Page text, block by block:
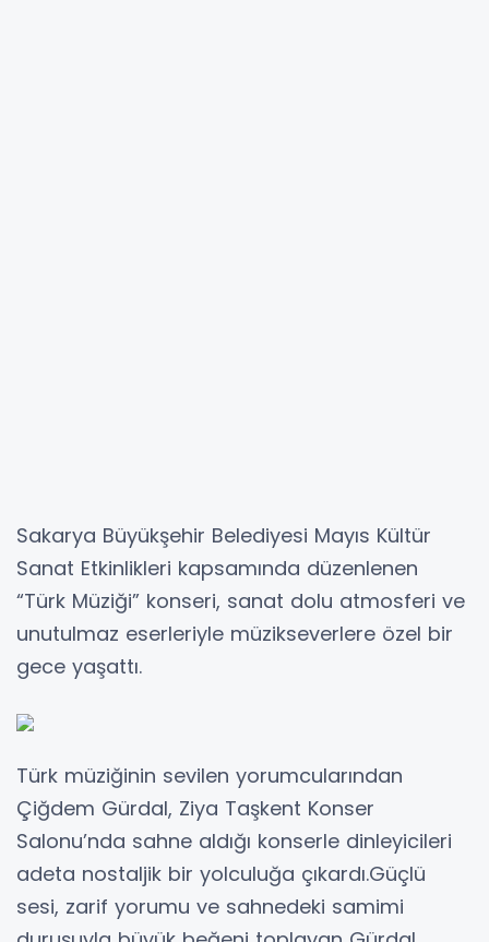
Sakarya Büyükşehir Belediyesi Mayıs Kültür
Sanat Etkinlikleri kapsamında düzenlenen
“Türk Müziği” konseri, sanat dolu atmosferi ve
unutulmaz eserleriyle müzikseverlere özel bir
gece yaşattı.
Türk müziğinin sevilen yorumcularından
Çiğdem Gürdal, Ziya Taşkent Konser
Salonu’nda sahne aldığı konserle dinleyicileri
adeta nostaljik bir yolculuğa çıkardı.Güçlü
sesi, zarif yorumu ve sahnedeki samimi